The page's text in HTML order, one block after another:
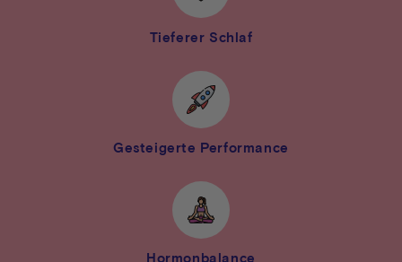
Tieferer Schlaf
Gesteigerte Performance
Hormonbalance